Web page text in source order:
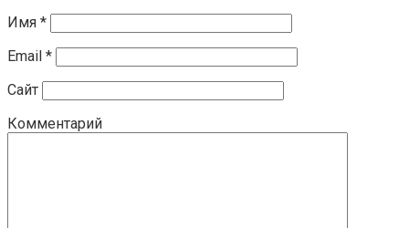
Имя *
Email *
Сайт
Комментарий